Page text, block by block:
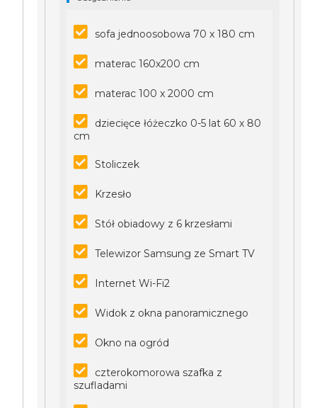
sofa jednoosobowa 70 x 180 cm
materac 160x200 cm
materac 100 x 2000 cm
dziecięce łóżeczko 0-5 lat 60 x 80
cm
Stoliczek
Krzesło
Stół obiadowy z 6 krzesłami
Telewizor Samsung ze Smart TV
Internet Wi-Fi2
Widok z okna panoramicznego
Okno na ogród
czterokomorowa szafka z
szufladami